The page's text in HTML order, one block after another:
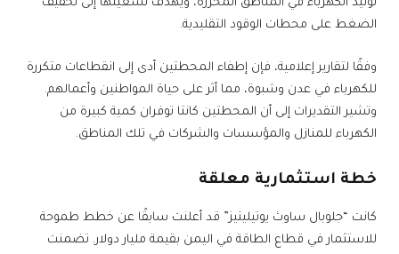
توليد الكهرباء في المناطق المحررة، ويهدف تشغيلها إلى تخفيف
الضغط على محطات الوقود التقليدية.
وفقًا لتقارير إعلامية، فإن إطفاء المحطتين أدى إلى انقطاعات متكررة
للكهرباء في عدن وشبوة، مما أثر على حياة المواطنين وأعمالهم.
وتشير التقديرات إلى أن المحطتين كانتا توفران كمية كبيرة من
الكهرباء للمنازل والمؤسسات والشركات في تلك المناطق.
خطة استثمارية معلقة
كانت “جلوبال ساوث يوتيليتيز” قد أعلنت سابقًا عن خطط طموحة
للاستثمار في قطاع الطاقة في اليمن بقيمة مليار دولار. تضمنت